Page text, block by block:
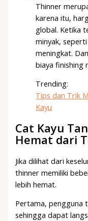
Thinner
karena itu,
global. Ketika
minyak,
meningkat.
biaya finishing
Trending:
Tips dan Trik
Kayu
Cat Kayu
Hemat dari
Jika dilihat dari
thinner memiliki
lebih hemat.
Pertama, pengguna
sehingga dapat